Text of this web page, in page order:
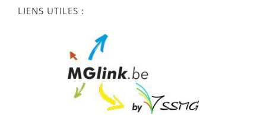
LIENS UTILES :